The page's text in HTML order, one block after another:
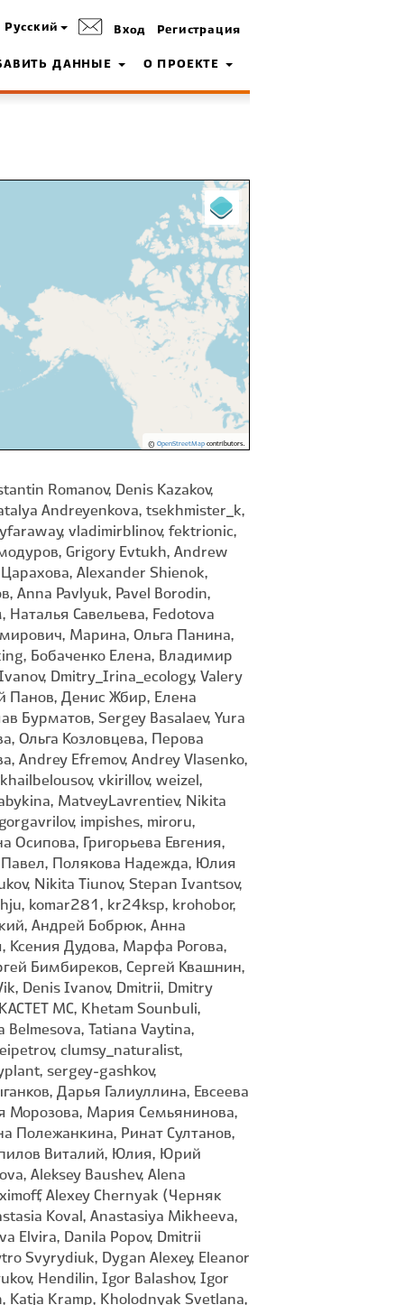
Русский Вход Регистрация
ДАННЫЕ О ПРОЕКТЕ
© OpenStreetMapcontributors.
Romanov, Denis Kazakov,
Andreyenkova, tsekhmister_k,
vladimirblinov, fektrionic,
Grigory Evtukh, Andrew
Alexander Shienok,
Anna Pavlyuk, Pavel Borodin,
Савельева, Fedotova
Марина, Ольга Панина,
Бобаченко Елена, Владимир
Dmitry_Irina_ecology, Valery
Панов, Денис Жбир, Елена
Бурматов, Sergey Basalaev, Yura
Ольга Козловцева, Перова
Andrey Efremov, Andrey Vlasenko,
vkirillov, weizel,
MatveyLavrentiev, Nikita
impishes, miroru,
Осипова, Григорьева Евгения,
Полякова Надежда, Юлия
Nikita Tiunov, Stepan Ivantsov,
komar281, kr24ksp, krohobor,
Андрей Бобрюк, Анна
Ксения Дудова, Марфа Рогова,
Бимбиреков, Сергей Квашнин,
Denis Ivanov, Dmitrii, Dmitry
MC, Khetam Sounbuli,
Tatiana Vaytina,
clumsy_naturalist,
sergey-gashkov,
Дарья Галиуллина, Евсеева
Морозова, Мария Семьянинова,
Полежанкина, Ринат Султанов,
Виталий, Юлия, Юрий
Aleksey Baushev, Alena
Alexey Chernyak (Черняк
Koval, Anastasiya Mikheeva,
Elvira, Danila Popov, Dmitrii
Svyrydiuk, Dygan Alexey, Eleanor
Hendilin, Igor Balashov, Igor
Katja Kramp, Kholodnyak Svetlana,